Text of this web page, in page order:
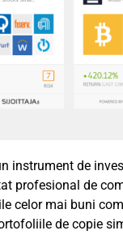
instrument de
profesional de
celor mai buni
de copie